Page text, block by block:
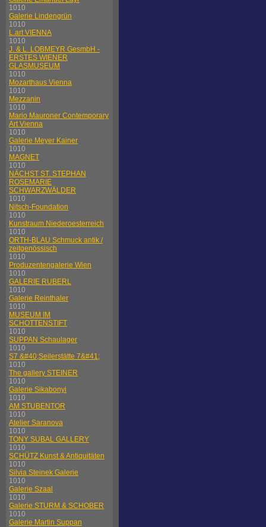
1010
Galerie Lindengrün
1010
L.art VIENNA
1010
J. & L. LOBMEYR GesmbH -
ERSTES WIENER
GLASMUSEUM
1010
Mozarthaus Vienna
1010
Mezzanin
1010
Mario Mauroner Contemporary
Art Vienna
1010
Galerie Meyer Kainer
1010
MAGNET
1010
NÄCHST ST. STEPHAN
ROSEMARIE
SCHWARZWÄLDER
1010
Nitsch-Foundation
1010
Kunstraum Niederoesterreich
1010
ORTH-BLAU Schmuck antik /
zeitgenössisch
1010
Produzentengalerie Wien
1010
GALERIE RUBERL
1010
Galerie Reinthaler
1010
MUSEUM IM
SCHOTTENSTIFT
1010
SUPPAN Schaulager
1010
S7 &#40;Seilerstätte 7&#41;
1010
The gallery STEINER
1010
Galerie Sikabonyi
1010
AM STUBENTOR
1010
Atelier Saranova
1010
TONY SUBAL GALLERY
1010
SCHÜTZ Kunst & Antiquitäten
1010
Silvia Steinek Galerie
1010
Galerie Szaal
1010
Galerie STURM & SCHOBER
1010
Galerie Martin Suppan